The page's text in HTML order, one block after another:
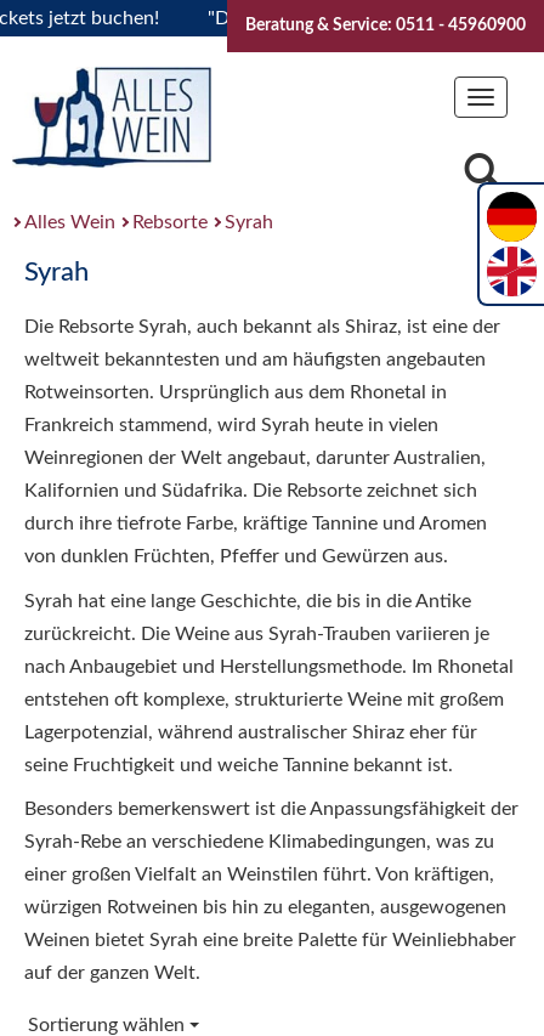
jetzt buchen! "Das Sommerfest 2026" Vive la
Beratung & Service: 0511 - 45960900
Toggle
Alles Wein Rebsorte Syrah
Syrah
Die Rebsorte Syrah, auch bekannt als Shiraz, ist eine der
weltweit bekanntesten und am häufigsten angebauten
Rotweinsorten. Ursprünglich aus dem Rhonetal in
Frankreich stammend, wird Syrah heute in vielen
Weinregionen der Welt angebaut, darunter Australien,
Kalifornien und Südafrika. Die Rebsorte zeichnet sich
durch ihre tiefrote Farbe, kräftige Tannine und Aromen
von dunklen Früchten, Pfeffer und Gewürzen aus.
Syrah hat eine lange Geschichte, die bis in die Antike
zurückreicht. Die Weine aus Syrah-Trauben variieren je
nach Anbaugebiet und Herstellungsmethode. Im Rhonetal
entstehen oft komplexe, strukturierte Weine mit großem
Lagerpotenzial, während australischer Shiraz eher für
seine Fruchtigkeit und weiche Tannine bekannt ist.
Besonders bemerkenswert ist die Anpassungsfähigkeit der
Syrah-Rebe an verschiedene Klimabedingungen, was zu
einer großen Vielfalt an Weinstilen führt. Von kräftigen,
würzigen Rotweinen bis hin zu eleganten, ausgewogenen
Weinen bietet Syrah eine breite Palette für Weinliebhaber
auf der ganzen Welt.
Sortierung wählen